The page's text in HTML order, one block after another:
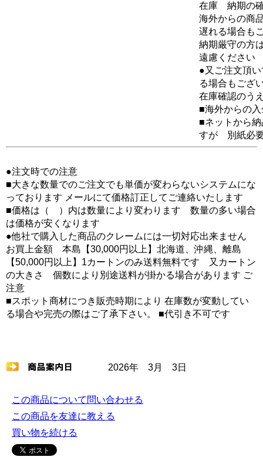
在庫 納期の
海外からの商
遅れる場合も
納期厳守の方
遠慮ください
●又ご注文頂
る場合もござ
在庫確認のう
■海外からの
■ネットから
すが 別紙必
●注文時での注意
■大きな数量でのご注文でも単価が変わらないシステムにな
っております メールにて価格訂正してご連絡いたします
■価格は（ ）内は数量により変わります 数量の多い場合
は価格が安くなります
●他社で購入した商品のクレームには一切対応出来ません
お買上金額 本島【30,000円以上】北海道、沖縄、離島
【50,000円以上】1カートンのみ送料無料です 又カートン
の大きさ 個数により別途送料が掛かる場合があります ご
注意
■スポット商材につき販売時期により 在庫数が変動してい
る場合や完売の際はご了承下さい。 ■代引き不可です
2026年 3月 3日
この商品について問い合わせる
この商品を友達に教える
買い物を続ける